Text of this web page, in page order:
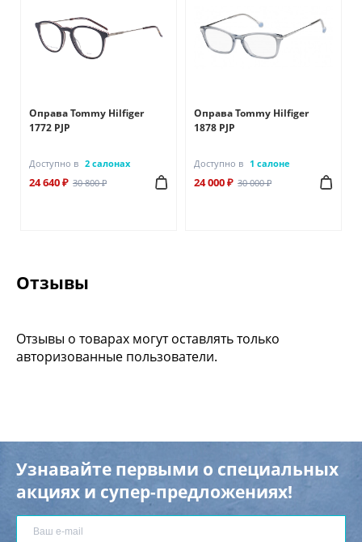
Оправа Tommy Hilfiger
1772 PJP
Доступно в 2 салонах
24 640 ₽ 30 800 ₽
Оправа Tommy Hilfiger
1878 PJP
Доступно в 1 салоне
24 000 ₽ 30 000 ₽
Отзывы
Отзывы о товарах могут оставлять только
авторизованные пользователи.
Узнавайте первыми о специальных
акциях и супер-предложениях!